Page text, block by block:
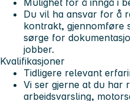
Mulighet for å inngå i
Du vil ha ansvar for å
kontrakt, gjennomføre
sørge for
jobber.
Kvalifikasjoner
Tidligere relevant
Vi ser gjerne at du har
arbeidsvarsling,